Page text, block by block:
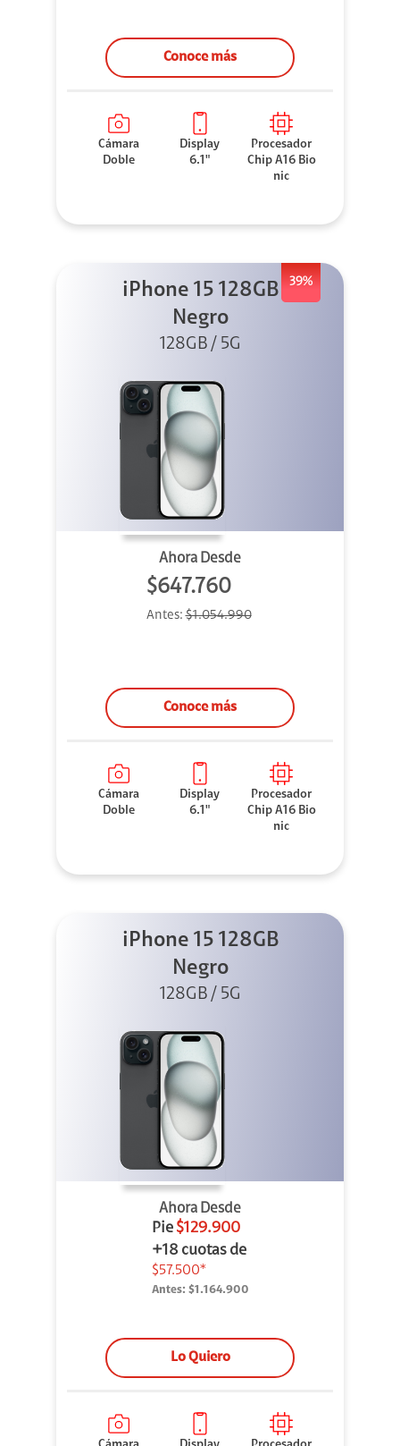
Conoce más
Cámara
Doble
Display
6.1"
Procesador
Chip A16 Bio
nic
39%
iPhone 15 128GB
Negro
128GB / 5G
Ahora Desde
$647.760
Antes:$1.054.990
Conoce más
Cámara
Doble
Display
6.1"
Procesador
Chip A16 Bio
nic
iPhone 15 128GB
Negro
128GB / 5G
Ahora Desde
Pie $129.900
+18 cuotas de
$57.500*
Antes: $1.164.900
Lo Quiero